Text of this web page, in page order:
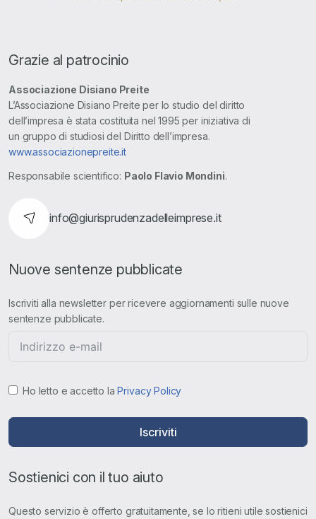
Grazie al patrocinio
Associazione Disiano Preite
L’Associazione Disiano Preite per lo studio del diritto
dell’impresa è stata costituita nel 1995 per iniziativa di
un gruppo di studiosi del Diritto dell’impresa.
www.associazionepreite.it
Responsabile scientifico: Paolo Flavio Mondini.
info@giurisprudenzadelleimprese.it
Nuove sentenze pubblicate
Iscriviti alla newsletter per ricevere aggiornamenti sulle nuove
sentenze pubblicate.
Ho letto e accetto laPrivacy Policy
Iscriviti
Sostienici con il tuo aiuto
Questo servizio è offerto gratuitamente, se lo ritieni utile sostienici